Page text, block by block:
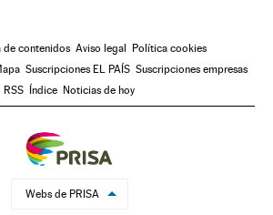
de contenidos Aviso legal
Política cookies
Suscripciones EL PAÍS Suscripciones empresas
RSS
Índice Noticias de hoy
Webs de PRISA